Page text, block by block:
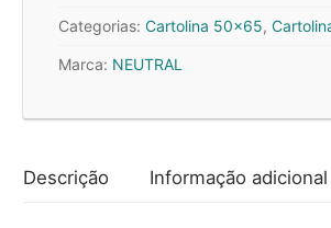
Rosa
7
x
Categorias:Cartolina 50x65,
Marca: NEUTRAL
Descrição Informação adicional